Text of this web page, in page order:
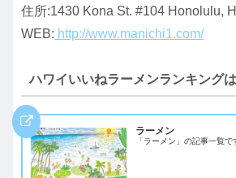
住所:1430 Kona St. #104 Honolulu, HI
WEB: http://www.manichi1.com/
ハワイいいねラーメンランキング
ラーメン
「ラーメン」の記事一覧で